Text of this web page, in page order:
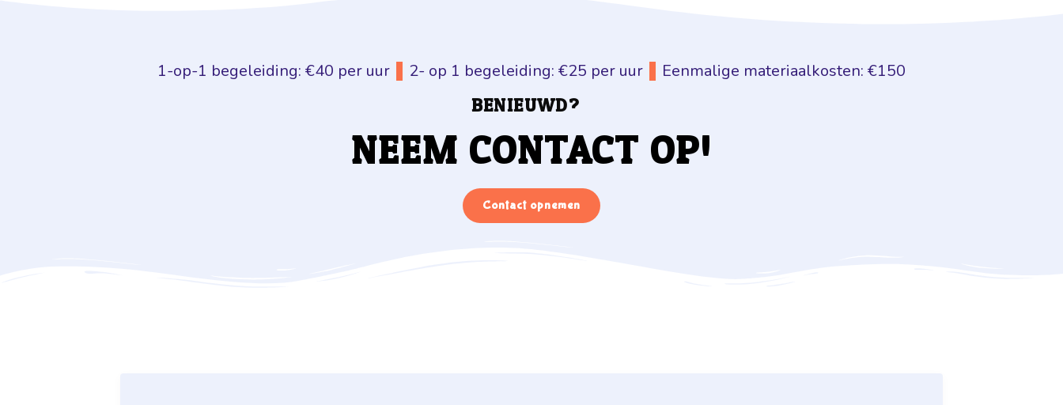
1-op-1 begeleiding: €40 per uur 2- op 1 begeleiding: €25 per uur Eenmalige materiaalkosten: €150
BENIEUWD?
NEEM CONTACT OP!
Contact opnemen